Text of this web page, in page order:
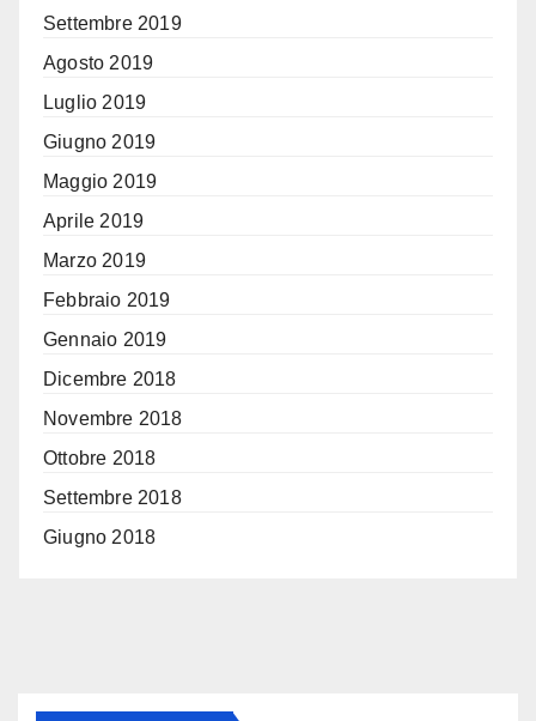
Settembre 2019
Agosto 2019
Luglio 2019
Giugno 2019
Maggio 2019
Aprile 2019
Marzo 2019
Febbraio 2019
Gennaio 2019
Dicembre 2018
Novembre 2018
Ottobre 2018
Settembre 2018
Giugno 2018